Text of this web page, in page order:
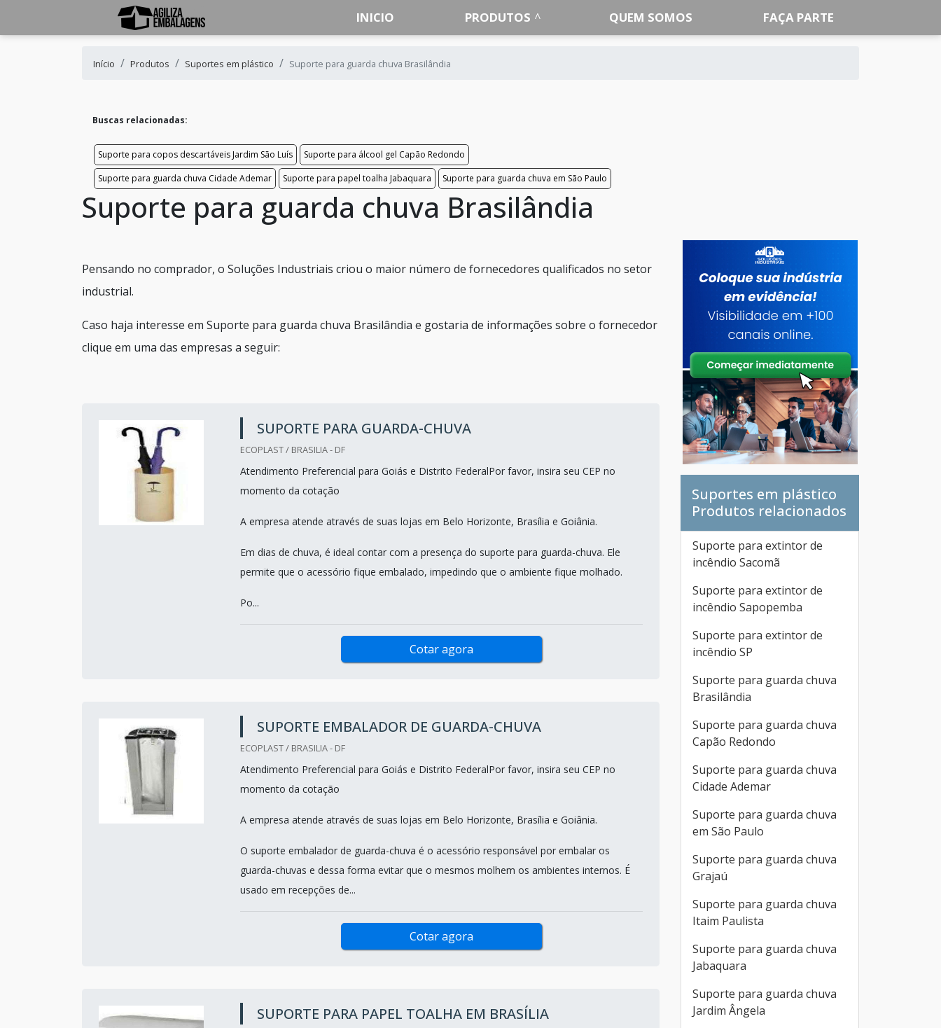
INICIO PRODUTOS QUEM SOMOS FAÇA PARTE
Início Produtos Suportes em plástico Suporte para guarda chuva Brasilândia
Buscas relacionadas:
Suporte para copos descartáveis Jardim São Luís
Suporte para álcool gel Capão Redondo
Suporte para guarda chuva Cidade Ademar
Suporte para papel toalha Jabaquara Suporte para guarda chuva em São Paulo
Suporte para guarda chuva Brasilândia
Pensando no comprador, o Soluções Industriais criou o maior número de fornecedores qualificados no setor
industrial.
Caso haja interesse em Suporte para guarda chuva Brasilândia e gostaria de informações sobre o fornecedor
clique em uma das empresas a seguir:
SUPORTE PARA GUARDA-CHUVA
ECOPLAST / BRASILIA - DF
Atendimento Preferencial para Goiás e Distrito FederalPor favor, insira seu CEP no
momento da cotação
A empresa atende através de suas lojas em Belo Horizonte, Brasília e Goiânia.
Em dias de chuva, é ideal contar com a presença do suporte para guarda-chuva. Ele
permite que o acessório fique embalado, impedindo que o ambiente fique molhado.
Po...
Cotar agora
SUPORTE EMBALADOR DE GUARDA-CHUVA
ECOPLAST / BRASILIA - DF
Atendimento Preferencial para Goiás e Distrito FederalPor favor, insira seu CEP no
momento da cotação
A empresa atende através de suas lojas em Belo Horizonte, Brasília e Goiânia.
O suporte embalador de guarda-chuva é o acessório responsável por embalar os
guarda-chuvas e dessa forma evitar que o mesmos molhem os ambientes internos. É
usado em recepções de...
Cotar agora
SUPORTE PARA PAPEL TOALHA EM BRASÍLIA
Suportes em plástico
Produtos relacionados
Suporte para extintor de
incêndio Sacomã
Suporte para extintor de
incêndio Sapopemba
Suporte para extintor de
incêndio SP
Suporte para guarda chuva
Brasilândia
Suporte para guarda chuva
Capão Redondo
Suporte para guarda chuva
Cidade Ademar
Suporte para guarda chuva
em São Paulo
Suporte para guarda chuva
Grajaú
Suporte para guarda chuva
Itaim Paulista
Suporte para guarda chuva
Jabaquara
Suporte para guarda chuva
Jardim Ângela